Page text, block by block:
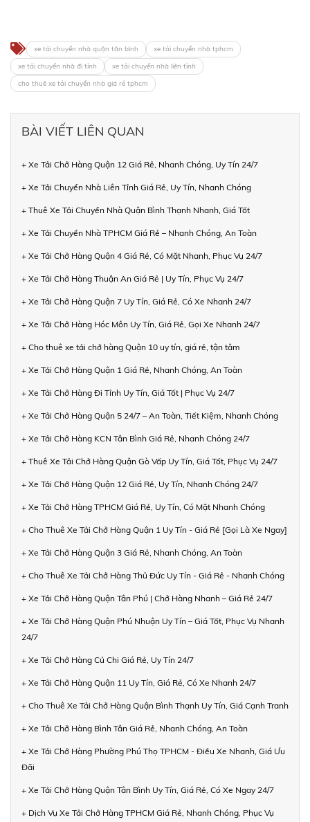
xe tải chuyển nhà quận tân bình
xe tải chuyển nhà tphcm
xe tải chuyển nhà đi tỉnh
xe tải chuyển nhà liên tỉnh
cho thuê xe tải chuyển nhà giá rẻ tphcm
BÀI VIẾT LIÊN QUAN
+ Xe Tải Chở Hàng Quận 12 Giá Rẻ, Nhanh Chóng, Uy Tín 24/7
+ Xe Tải Chuyển Nhà Liên Tỉnh Giá Rẻ, Uy Tín, Nhanh Chóng
+ Thuê Xe Tải Chuyển Nhà Quận Bình Thạnh Nhanh, Giá Tốt
+ Xe Tải Chuyển Nhà TPHCM Giá Rẻ – Nhanh Chóng, An Toàn
+ Xe Tải Chở Hàng Quận 4 Giá Rẻ, Có Mặt Nhanh, Phục Vụ 24/7
+ Xe Tải Chở Hàng Thuận An Giá Rẻ | Uy Tín, Phục Vụ 24/7
+ Xe Tải Chở Hàng Quận 7 Uy Tín, Giá Rẻ, Có Xe Nhanh 24/7
+ Xe Tải Chở Hàng Hóc Môn Uy Tín, Giá Rẻ, Gọi Xe Nhanh 24/7
+ Cho thuê xe tải chở hàng Quận 10 uy tín, giá rẻ, tận tâm
+ Xe Tải Chở Hàng Quận 1 Giá Rẻ, Nhanh Chóng, An Toàn
+ Xe Tải Chở Hàng Đi Tỉnh Uy Tín, Giá Tốt | Phục Vụ 24/7
+ Xe Tải Chở Hàng Quận 5 24/7 – An Toàn, Tiết Kiệm, Nhanh Chóng
+ Xe Tải Chở Hàng KCN Tân Bình Giá Rẻ, Nhanh Chóng 24/7
+ Thuê Xe Tải Chở Hàng Quận Gò Vấp Uy Tín, Giá Tốt, Phục Vụ 24/7
+ Xe Tải Chở Hàng Quận 12 Giá Rẻ, Uy Tín, Nhanh Chóng 24/7
+ Xe Tải Chở Hàng TPHCM Giá Rẻ, Uy Tín, Có Mặt Nhanh Chóng
+ Cho Thuê Xe Tải Chở Hàng Quận 1 Uy Tín - Giá Rẻ [Gọi Là Xe Ngay]
+ Xe Tải Chở Hàng Quận 3 Giá Rẻ, Nhanh Chóng, An Toàn
+ Cho Thuê Xe Tải Chở Hàng Thủ Đức Uy Tín - Giá Rẻ - Nhanh Chóng
+ Xe Tải Chở Hàng Quận Tân Phú | Chở Hàng Nhanh – Giá Rẻ 24/7
+ Xe Tải Chở Hàng Quận Phú Nhuận Uy Tín – Giá Tốt, Phục Vụ Nhanh
24/7
+ Xe Tải Chở Hàng Củ Chi Giá Rẻ, Uy Tín 24/7
+ Xe Tải Chở Hàng Quận 11 Uy Tín, Giá Rẻ, Có Xe Nhanh 24/7
+ Cho Thuê Xe Tải Chở Hàng Quận Bình Thạnh Uy Tín, Giá Cạnh Tranh
+ Xe Tải Chở Hàng Bình Tân Giá Rẻ, Nhanh Chóng, An Toàn
+ Xe Tải Chở Hàng Phường Phú Thọ TPHCM - Điều Xe Nhanh, Giá Ưu
Đãi
+ Xe Tải Chở Hàng Quận Tân Bình Uy Tín, Giá Rẻ, Có Xe Ngay 24/7
+ Dịch Vụ Xe Tải Chở Hàng TPHCM Giá Rẻ, Nhanh Chóng, Phục Vụ